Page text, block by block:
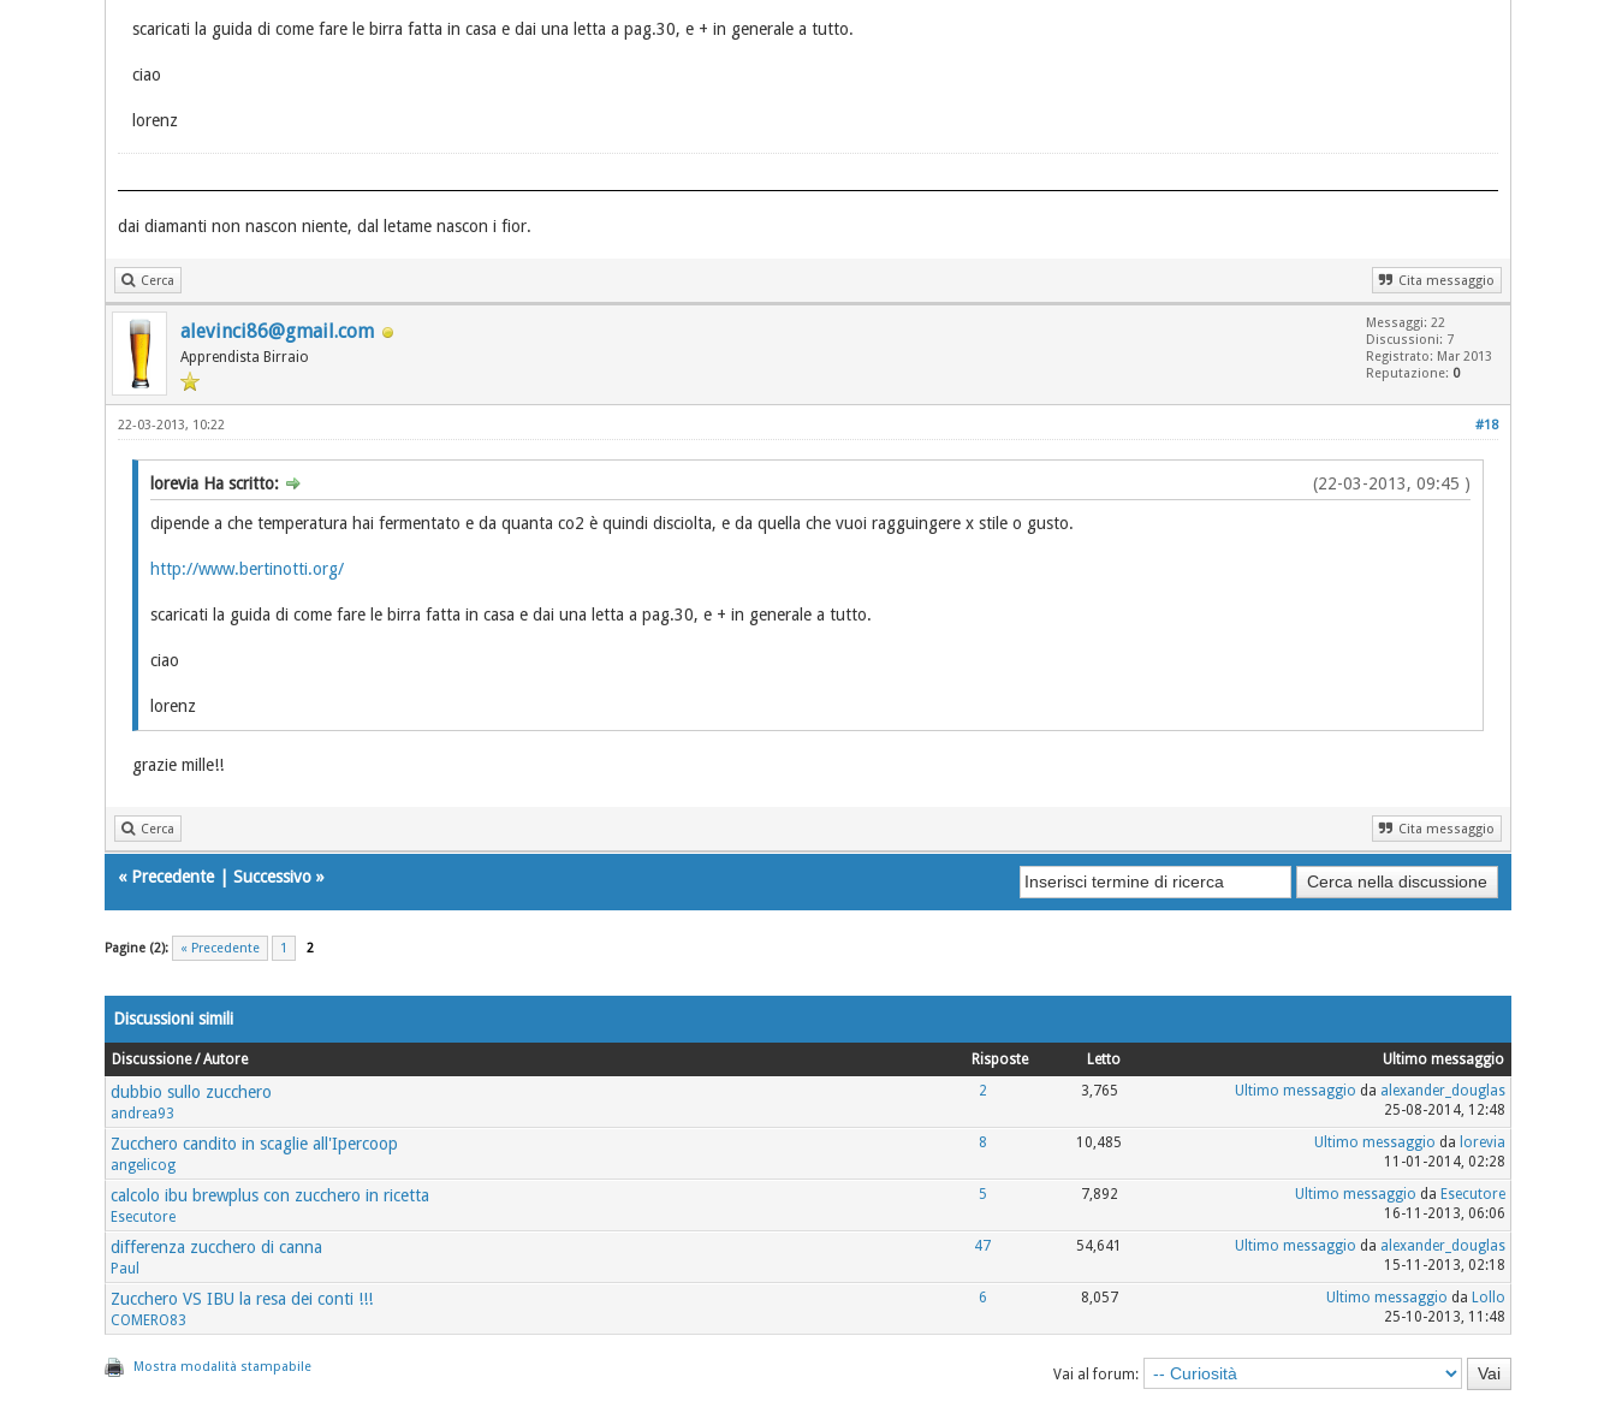
scaricati la guida di come fare le birra fatta in casa e dai una letta a pag.30, e + in generale a tutto.
ciao
lorenz
dai diamanti non nascon niente, dal letame nascon i fior.
Cerca Cita messaggio
alevinci86@gmail.com
Apprendista Birraio
Messaggi: 22
Discussioni: 7
Registrato: Mar 2013
Reputazione: 0
#18
22-03-2013, 10:22
(22-03-2013, 09:45 )
lorevia Ha scritto:
dipende a che temperatura hai fermentato e da quanta co2 è quindi disciolta, e da quella che vuoi ragguingere x stile o gusto.
http://www.bertinotti.org/
scaricati la guida di come fare le birra fatta in casa e dai una letta a pag.30, e + in generale a tutto.
ciao
lorenz
grazie mille!!
Cerca Cita messaggio
« Precedente| Successivo »
Pagine (2): « Precedente 1 2
Discussioni simili
Discussione / Autore Risposte Letto Ultimo messaggio
dubbio sullo zucchero
andrea93
2 3,765 Ultimo messaggio da alexander_douglas
25-08-2014, 12:48
Zucchero candito in scaglie all'Ipercoop
angelicog
8 10,485 Ultimo messaggio da lorevia
11-01-2014, 02:28
calcolo ibu brewplus con zucchero in ricetta
Esecutore
5 7,892 Ultimo messaggio da Esecutore
16-11-2013, 06:06
differenza zucchero di canna
Paul
47 54,641 Ultimo messaggio da alexander_douglas
15-11-2013, 02:18
Zucchero VS IBU la resa dei conti !!!
COMERO83
6 8,057 Ultimo messaggio da Lollo
25-10-2013, 11:48
Mostra modalità stampabile Vai al forum: